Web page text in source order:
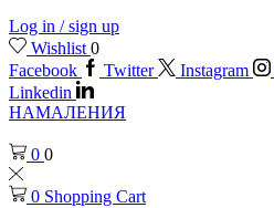
Log in / sign up
Wishlist 0
Facebook
Twitter Instagram
Linkedin
НАМАЛЕНИЯ
0 0
0 Shopping Cart